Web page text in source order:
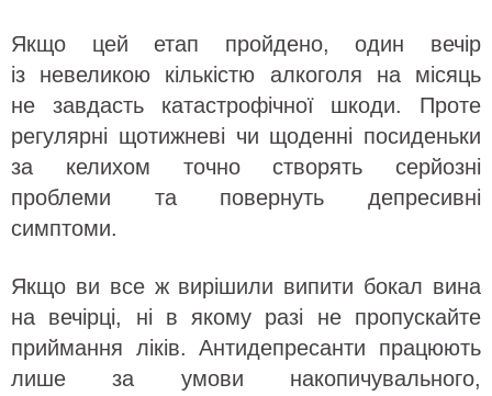
Якщо цей етап пройдено, один вечір
із невеликою кількістю алкоголя на місяць
не завдасть катастрофічної шкоди. Проте
регулярні щотижневі чи щоденні посиденьки
за келихом точно створять серйозні
проблеми та повернуть депресивні
симптоми.
Якщо ви все ж вирішили випити бокал вина
на вечірці, ні в якому разі не пропускайте
приймання ліків. Антидепресанти працюють
лише за умови накопичувального,